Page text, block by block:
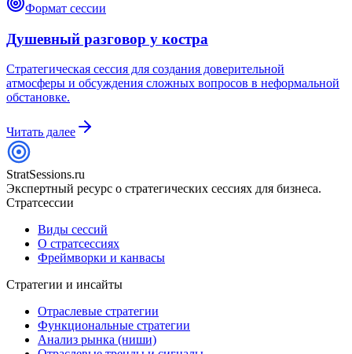
Формат сессии
Душевный разговор у костра
Стратегическая сессия для создания доверительной
атмосферы и обсуждения сложных вопросов в неформальной
обстановке.
Читать далее
StratSessions.ru
Экспертный ресурс о стратегических сессиях для бизнеса.
Стратсессии
Виды сессий
О стратсессиях
Фреймворки и канвасы
Стратегии и инсайты
Отраслевые стратегии
Функциональные стратегии
Анализ рынка (ниши)